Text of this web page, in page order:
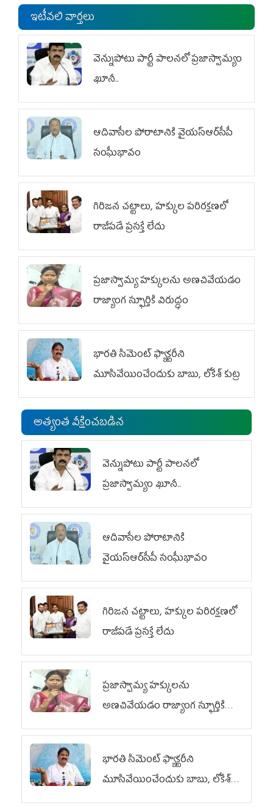
ఇటీవలి వార్తలు
వెన్నుపోటు పార్టీ పాలనలో ప్రజాస్వామ్యం
ఖూనీ..
ఆదివాసీల పోరాటానికి వైయ‌స్ఆర్‌సీపీ
సంఘీభావం
గిరిజన చట్టాలు, హక్కుల పరిరక్షణలో
రాజీపడే ప్రసక్తే లేదు
ప్రజాస్వామ్య హక్కులను అణచివేయడం
రాజ్యాంగ స్ఫూర్తికి విరుద్ధం
భారతి సిమెంట్ ఫ్యాక్టరీని
మూసివేయించేందుకు బాబు, లోకేశ్ కుట్ర
అత్యంత వీక్షించబడిన
వెన్నుపోటు పార్టీ పాలనలో
ప్రజాస్వామ్యం ఖూనీ..
ఆదివాసీల పోరాటానికి
వైయ‌స్ఆర్‌సీపీ సంఘీభావం
గిరిజన చట్టాలు, హక్కుల పరిరక్షణలో
రాజీపడే ప్రసక్తే లేదు
ప్రజాస్వామ్య హక్కులను
అణచివేయడం రాజ్యాంగ స్ఫూర్తికి
విరుద్ధం
భారతి సిమెంట్ ఫ్యాక్టరీని
మూసివేయించేందుకు బాబు, లోకేశ్
కుట్ర